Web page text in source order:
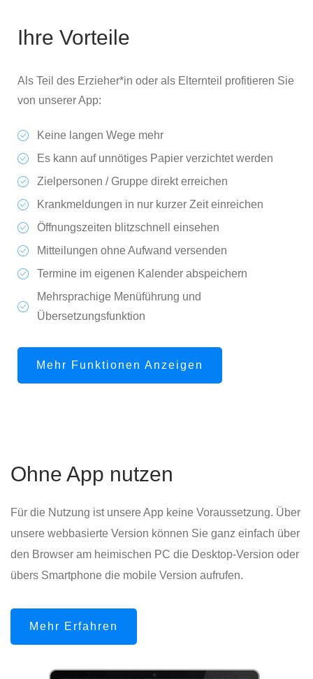
Ihre Vorteile
Als Teil des Erzieher*in oder als Elternteil profitieren Sie
von unserer App:
Keine langen Wege mehr
Es kann auf unnötiges Papier verzichtet werden
Zielpersonen / Gruppe direkt erreichen
Krankmeldungen in nur kurzer Zeit einreichen
Öffnungszeiten blitzschnell einsehen
Mitteilungen ohne Aufwand versenden
Termine im eigenen Kalender abspeichern
Mehrsprachige Menüführung und
Übersetzungsfunktion
Mehr Funktionen Anzeigen
Ohne App nutzen
Für die Nutzung ist unsere App keine Voraussetzung. Über
unsere webbasierte Version können Sie ganz einfach über
den Browser am heimischen PC die Desktop-Version oder
übers Smartphone die mobile Version aufrufen.
Mehr Erfahren